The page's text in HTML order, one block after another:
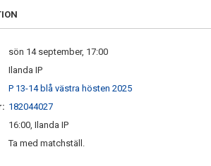
sön 14 september, 17:00
Ilanda IP
P 13-14 blå västra hösten 2025
182044027
16:00, Ilanda IP
Ta med matchställ.